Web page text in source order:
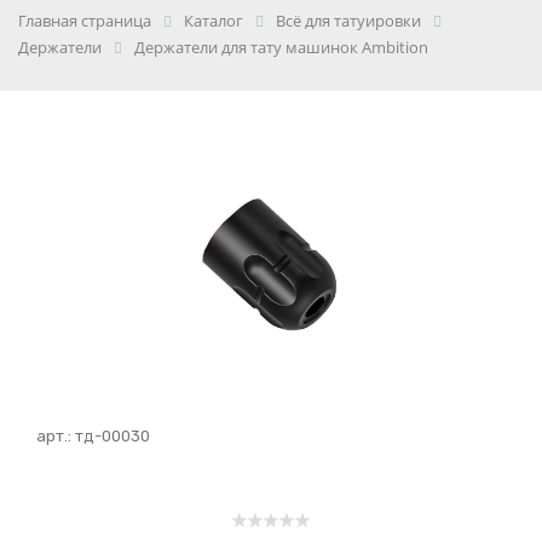
Главная страница Каталог
Всё для татуировки
Держатели
Держатели для тату машинок Ambition
арт.: тд-00030